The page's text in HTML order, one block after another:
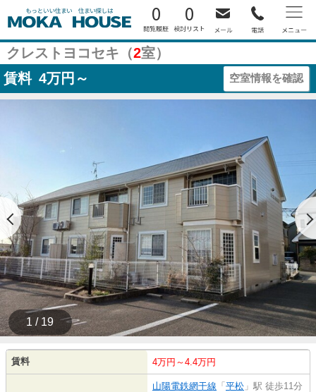
0 0
クレストヨコセキ（2室）
賃料 4万円～ 空室情報を確認
1 / 19
賃料 4万円～4.4万円
山陽電鉄網干線 「 平松 」駅 徒歩11分